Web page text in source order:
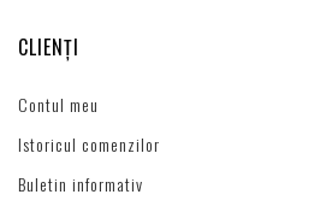
CLIENȚI
Contul meu
Istoricul comenzilor
Buletin informativ